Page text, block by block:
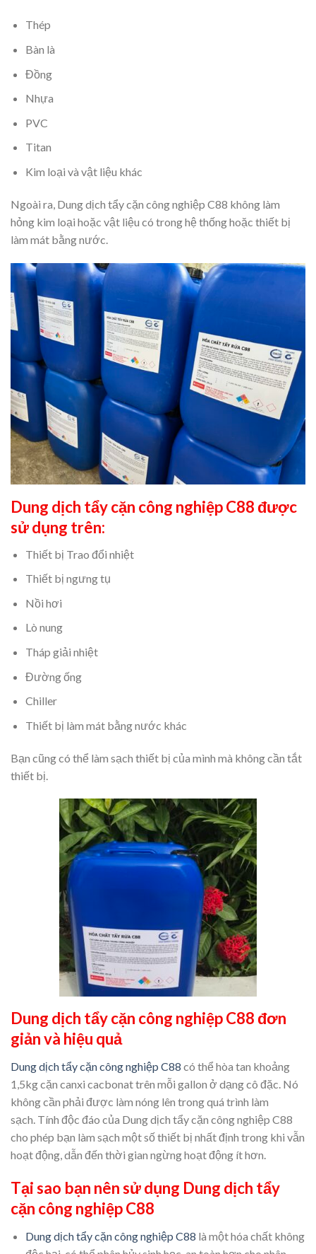
Thép
Bàn là
Đồng
Nhựa
PVC
Titan
Kim loại và vật liệu khác
Ngoài ra, Dung dịch tẩy cặn công nghiệp C88 không làm
hỏng kim loại hoặc vật liệu có trong hệ thống hoặc thiết bị
làm mát bằng nước.
Dung dịch tẩy cặn công nghiệp C88 được
sử dụng trên:
Thiết bị Trao đổi nhiệt
Thiết bị ngưng tụ
Nồi hơi
Lò nung
Tháp giải nhiệt
Đường ống
Chiller
Thiết bị làm mát bằng nước khác
Bạn cũng có thể làm sạch thiết bị của mình mà không cần tắt
thiết bị.
Dung dịch tẩy cặn công nghiệp C88 đơn
giản và hiệu quả
Dung dịch tẩy cặn công nghiệp C88 có thể hòa tan khoảng
1,5kg cặn canxi cacbonat trên mỗi gallon ở dạng cô đặc. Nó
không cần phải được làm nóng lên trong quá trình làm
sạch. Tính độc đáo của Dung dịch tẩy cặn công nghiệp C88
cho phép bạn làm sạch một số thiết bị nhất định trong khi vẫn
hoạt động, dẫn đến thời gian ngừng hoạt động ít hơn.
Tại sao bạn nên sử dụng Dung dịch tẩy
cặn công nghiệp C88
Dung dịch tẩy cặn công nghiệp C88 là một hóa chất không